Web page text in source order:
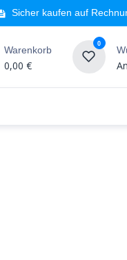
Sicher kaufen auf
Warenkorb
0,00 €
0